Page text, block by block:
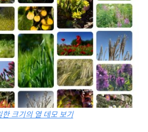
한 크기의 열 데모 보기